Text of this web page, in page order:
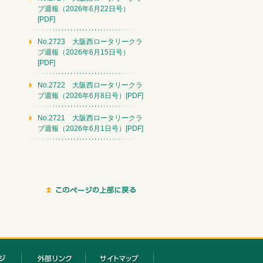
ブ週報（2026年6月22日号）
[PDF]
No.2723 大阪西ロータリークラ
ブ週報（2026年6月15日号）
[PDF]
No.2722 大阪西ロータリークラ
ブ週報（2026年6月8日号）[PDF]
No.2721 大阪西ロータリークラ
ブ週報（2026年6月1日号）[PDF]